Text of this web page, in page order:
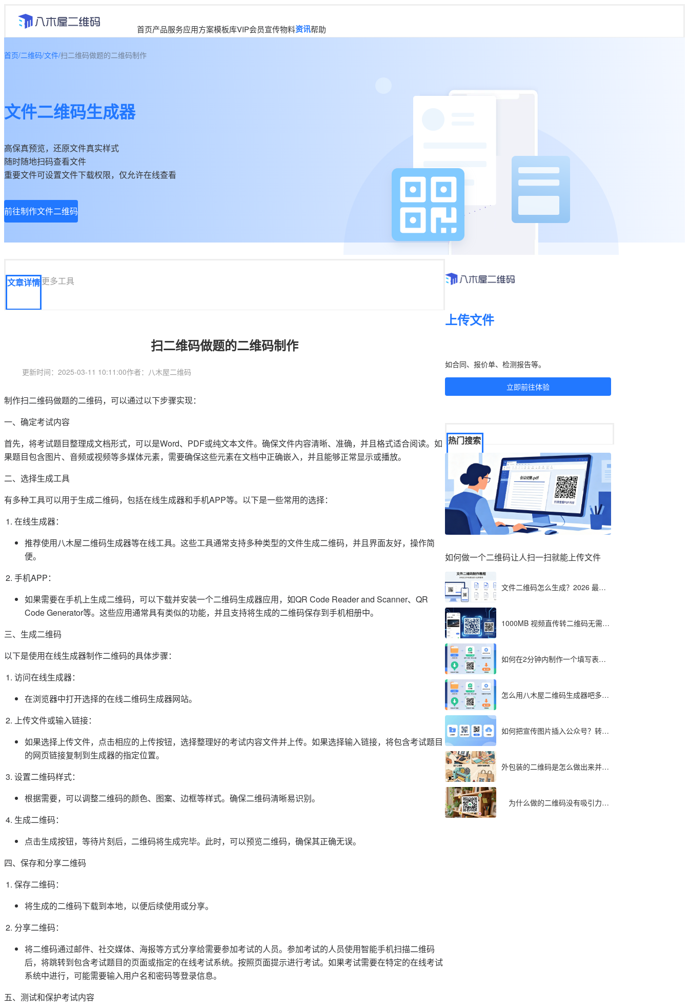
首页产品服务应用方案模板库VIP会员宣传物料资讯帮助
首页/二维码/文件/扫二维码做题的二维码制作
文件二维码生成器
高保真预览，还原文件真实样式
随时随地扫码查看文件
重要文件可设置文件下载权限，仅允许在线查看
前往制作文件二维码
文章详情更多工具
扫二维码做题的二维码制作
更新时间：2025-03-11 10:11:00作者：八木屋二维码
制作扫二维码做题的二维码，可以通过以下步骤实现：
一、确定考试内容
首先，将考试题目整理成文档形式，可以是Word、PDF或纯文本文件。确保文件内容清晰、准确，并且格式适合阅读。如
果题目包含图片、音频或视频等多媒体元素，需要确保这些元素在文档中正确嵌入，并且能够正常显示或播放。
二、选择生成工具
有多种工具可以用于生成二维码，包括在线生成器和手机APP等。以下是一些常用的选择：
在线生成器：
推荐使用八木屋二维码生成器等在线工具。这些工具通常支持多种类型的文件生成二维码，并且界面友好，操作简
便。
手机APP：
如果需要在手机上生成二维码，可以下载并安装一个二维码生成器应用，如QR Code Reader and Scanner、QR
Code Generator等。这些应用通常具有类似的功能，并且支持将生成的二维码保存到手机相册中。
三、生成二维码
以下是使用在线生成器制作二维码的具体步骤：
访问在线生成器：
在浏览器中打开选择的在线二维码生成器网站。
上传文件或输入链接：
如果选择上传文件，点击相应的上传按钮，选择整理好的考试内容文件并上传。如果选择输入链接，将包含考试题目
的网页链接复制到生成器的指定位置。
设置二维码样式：
根据需要，可以调整二维码的颜色、图案、边框等样式。确保二维码清晰易识别。
生成二维码：
点击生成按钮，等待片刻后，二维码将生成完毕。此时，可以预览二维码，确保其正确无误。
四、保存和分享二维码
保存二维码：
将生成的二维码下载到本地，以便后续使用或分享。
分享二维码：
将二维码通过邮件、社交媒体、海报等方式分享给需要参加考试的人员。参加考试的人员使用智能手机扫描二维码
后，将跳转到包含考试题目的页面或指定的在线考试系统。按照页面提示进行考试。如果考试需要在特定的在线考试
系统中进行，可能需要输入用户名和密码等登录信息。
五、测试和保护考试内容
上传文件
立刻生成二维码！
如合同、报价单、检测报告等。
立即前往体验
热门搜索
如何做一个二维码让人扫一扫就能上传文件
文件二维码怎么生成？2026 最全
1000MB 视频直传转二维码无需压
如何在2分钟内制作一个填写表格
怎么用八木屋二维码生成器吧多个
如何把宣传图片插入公众号？转为
外包装的二维码是怎么做出来并印
为什么做的二维码没有吸引力，